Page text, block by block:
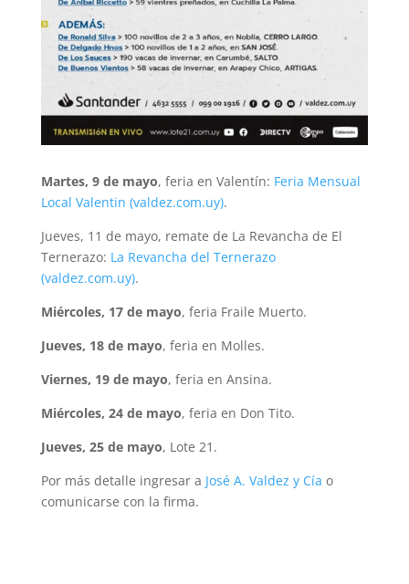
Martes, 9 de mayo, feria en Valentín: Feria Mensual
Local Valentin (valdez.com.uy).
Jueves, 11 de mayo, remate de La Revancha de El
Ternerazo: La Revancha del Ternerazo
(valdez.com.uy).
Miércoles, 17 de mayo, feria Fraile Muerto.
Jueves, 18 de mayo, feria en Molles.
Viernes, 19 de mayo, feria en Ansina.
Miércoles, 24 de mayo, feria en Don Tito.
Jueves, 25 de mayo, Lote 21.
Por más detalle ingresar a José A. Valdez y Cía o
comunicarse con la firma.